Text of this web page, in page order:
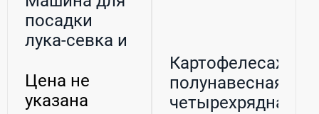
посадки
лука-севка и
МПЛС
Цена не
указана
полунавесная
четырехрядная